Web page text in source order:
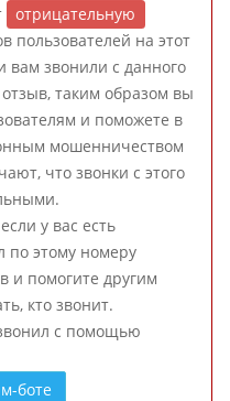
отрицательную
пользователей на этот
вам звонили с данного
таким образом вы
и поможете в
мошенничеством
что звонки с этого
у вас есть
по этому номеру
и помогите другим
кто звонит.
с помощью
боте